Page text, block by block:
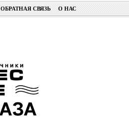
ОБРАТНАЯ СВЯЗЬ О НАС